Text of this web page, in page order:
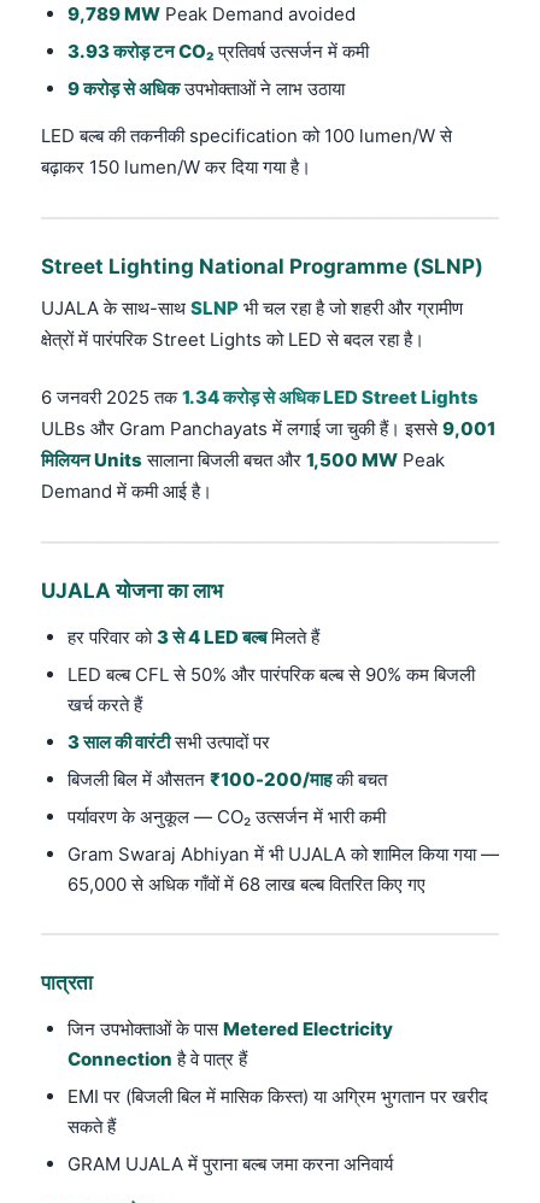
9,789 MW Peak Demand avoided
3.93 करोड़ टन CO₂प्रतिवर्ष उत्सर्जन में कमी
9 करोड़ से अधिकउपभोक्ताओं ने लाभ उठाया
LED बल्ब की तकनीकी specification को 100 lumen/W से
बढ़ाकर 150 lumen/W कर दिया गया है।
Street Lighting National Programme (SLNP)
UJALA के साथ-साथ SLNP भी चल रहा है जो शहरी और ग्रामीण
क्षेत्रों में पारंपरिक Street Lights को LED से बदल रहा है।
6 जनवरी 2025 तक1.34 करोड़ से अधिक LED Street Lights
ULBs और Gram Panchayats में लगाई जा चुकी हैं। इससे9,001
मिलियन Units सालाना बिजली बचत और 1,500 MW Peak
Demand में कमी आई है।
UJALA योजना का लाभ
हर परिवार को3 से 4 LED बल्बमिलते हैं
LED बल्ब CFL से 50% और पारंपरिक बल्ब से 90% कम बिजली
खर्च करते हैं
3 साल की वारंटीसभी उत्पादों पर
बिजली बिल में औसतन ₹100-200/माहकी बचत
पर्यावरण के अनुकूल — CO₂ उत्सर्जन में भारी कमी
Gram Swaraj Abhiyan में भी UJALA को शामिल किया गया —
65,000 से अधिक गाँवों में 68 लाख बल्ब वितरित किए गए
पात्रता
जिन उपभोक्ताओं के पासMetered Electricity
Connection है वे पात्र हैं
EMI पर (बिजली बिल में मासिक किस्त) या अग्रिम भुगतान पर खरीद
सकते हैं
GRAM UJALA में पुराना बल्ब जमा करना अनिवार्य